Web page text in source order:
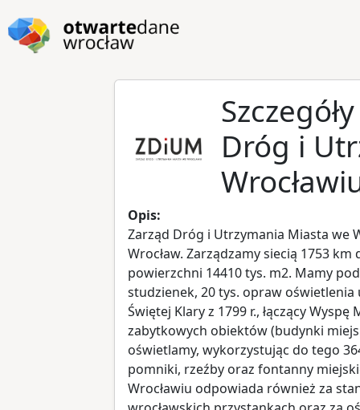
Przejdź do stopki
Dróg i
Opis:
Zarząd Dróg i Utrzymania Miasta we
Wrocław. Zarządzamy siecią 1753
powierzchni 14410 tys. m2. Mamy
studzienek, 20 tys. opraw
Świętej Klary z 1799 r., łączący
zabytkowych obiektów (budynki
oświetlamy, wykorzystując do tego
pomniki, rzeźby oraz fontanny
Wrocławiu odpowiada również za